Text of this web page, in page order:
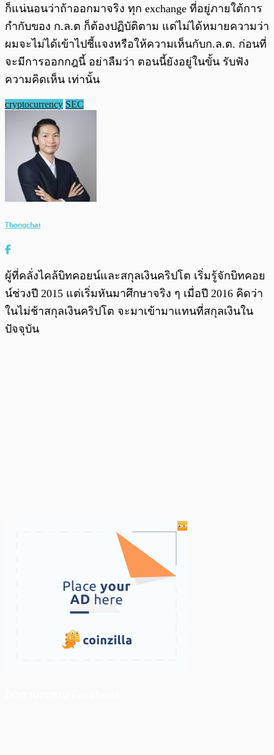
ก็แน่นอนว่าถ้าออกมาจริง ทุก exchange ที่อยู่ภายใต้การ
กำกับของ ก.ล.ต ก็ต้องปฏิบัติตาม แต่ไม่ได้หมายความว่า
ผมจะไม่ได้เข้าไปชี้แจงหรือให้ความเห็นกับก.ล.ต. ก่อนที่
จะมีการออกกฎนี้ อย่าลืมว่า ตอนนี้ยังอยู่ในขั้น รับฟัง
ความคิดเห็น เท่านั้น
cryptocurrency SEC
Thongchai
ผู้ที่คลั่งไคล้บิทคอยน์และสกุลเงินคริปโต เริ่มรู้จักบิทคอย
น์ช่วงปี 2015 แต่เริ่มหันมาศึกษาจริง ๆ เมื่อปี 2016 คิดว่า
ในไม่ช้าสกุลเงินคริปโต จะมาเข้ามาแทนที่สกุลเงินใน
ปัจจุบัน